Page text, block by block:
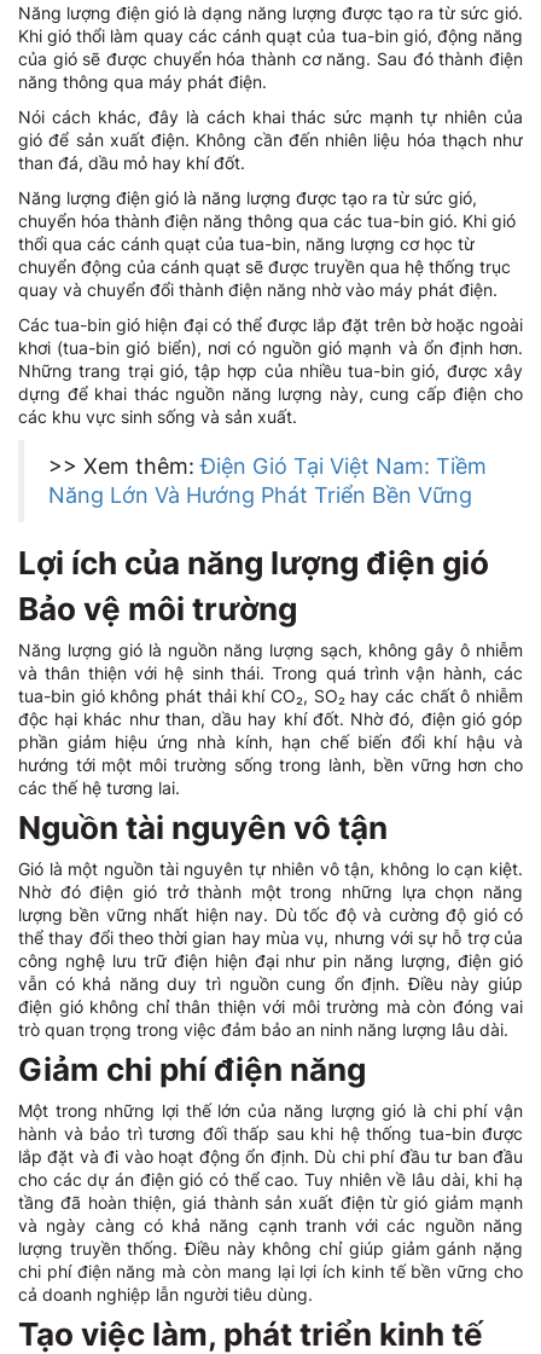
Năng lượng điện gió là dạng năng lượng được tạo ra từ sức gió.
Khi gió thổi làm quay các cánh quạt của tua-bin gió, động năng
của gió sẽ được chuyển hóa thành cơ năng. Sau đó thành điện
năng thông qua máy phát điện.
Nói cách khác, đây là cách khai thác sức mạnh tự nhiên của
gió để sản xuất điện. Không cần đến nhiên liệu hóa thạch như
than đá, dầu mỏ hay khí đốt.
Năng lượng điện gió là năng lượng được tạo ra từ sức gió,
chuyển hóa thành điện năng thông qua các tua-bin gió. Khi gió
thổi qua các cánh quạt của tua-bin, năng lượng cơ học từ
chuyển động của cánh quạt sẽ được truyền qua hệ thống trục
quay và chuyển đổi thành điện năng nhờ vào máy phát điện.
Các tua-bin gió hiện đại có thể được lắp đặt trên bờ hoặc ngoài
khơi (tua-bin gió biển), nơi có nguồn gió mạnh và ổn định hơn.
Những trang trại gió, tập hợp của nhiều tua-bin gió, được xây
dựng để khai thác nguồn năng lượng này, cung cấp điện cho
các khu vực sinh sống và sản xuất.
>> Xem thêm:Điện Gió Tại Việt Nam: Tiềm
Năng Lớn Và Hướng Phát Triển Bền Vững
Lợi ích của năng lượng điện gió
Bảo vệ môi trường
Năng lượng gió là nguồn năng lượng sạch, không gây ô nhiễm
và thân thiện với hệ sinh thái. Trong quá trình vận hành, các
tua-bin gió không phát thải khí CO₂, SO₂ hay các chất ô nhiễm
độc hại khác như than, dầu hay khí đốt. Nhờ đó, điện gió góp
phần giảm hiệu ứng nhà kính, hạn chế biến đổi khí hậu và
hướng tới một môi trường sống trong lành, bền vững hơn cho
các thế hệ tương lai.
Nguồn tài nguyên vô tận
Gió là một nguồn tài nguyên tự nhiên vô tận, không lo cạn kiệt.
Nhờ đó điện gió trở thành một trong những lựa chọn năng
lượng bền vững nhất hiện nay. Dù tốc độ và cường độ gió có
thể thay đổi theo thời gian hay mùa vụ, nhưng với sự hỗ trợ của
công nghệ lưu trữ điện hiện đại như pin năng lượng, điện gió
vẫn có khả năng duy trì nguồn cung ổn định. Điều này giúp
điện gió không chỉ thân thiện với môi trường mà còn đóng vai
trò quan trọng trong việc đảm bảo an ninh năng lượng lâu dài.
Giảm chi phí điện năng
Một trong những lợi thế lớn của năng lượng gió là chi phí vận
hành và bảo trì tương đối thấp sau khi hệ thống tua-bin được
lắp đặt và đi vào hoạt động ổn định. Dù chi phí đầu tư ban đầu
cho các dự án điện gió có thể cao. Tuy nhiên về lâu dài, khi hạ
tầng đã hoàn thiện, giá thành sản xuất điện từ gió giảm mạnh
và ngày càng có khả năng cạnh tranh với các nguồn năng
lượng truyền thống. Điều này không chỉ giúp giảm gánh nặng
chi phí điện năng mà còn mang lại lợi ích kinh tế bền vững cho
cả doanh nghiệp lẫn người tiêu dùng.
Tạo việc làm, phát triển kinh tế